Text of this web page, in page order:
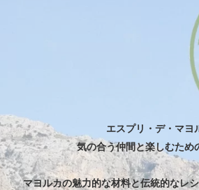
エスプリ・デ・マヨ
気の合う仲間と楽しむた
マヨルカの魅力的な材料と伝統的なレ